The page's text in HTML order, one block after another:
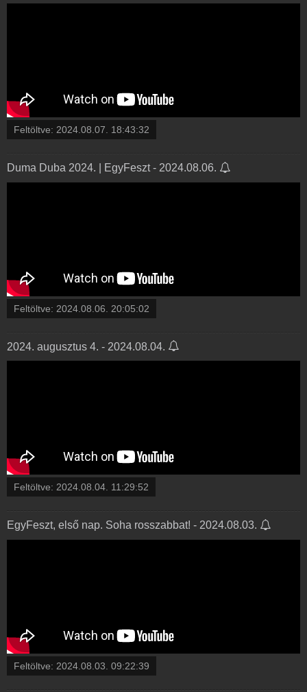
Feltöltve: 2024.08.07. 18:43:32
Duma Duba 2024. | EgyFeszt - 2024.08.06.
Feltöltve: 2024.08.06. 20:05:02
2024. augusztus 4. - 2024.08.04.
Feltöltve: 2024.08.04. 11:29:52
EgyFeszt, első nap. Soha rosszabbat! - 2024.08.03.
Feltöltve: 2024.08.03. 09:22:39